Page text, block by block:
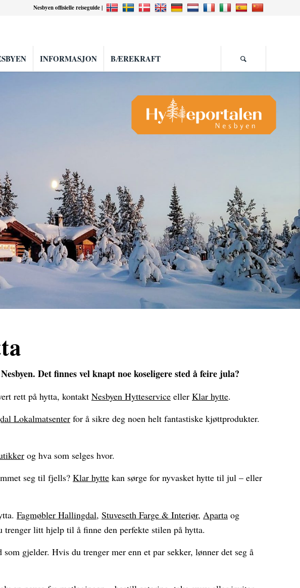
Nesbyen offisielle reiseguide |
INFORMASJON BÆREKRAFT
Det finnes vel knapt noe koseligere sted å feire jula?
rett på hytta, kontakt Nesbyen Hytteservice eller Klar hytte.
Lokalmatsenter for å sikre deg noen helt fantastiske kjøttprodukter.
og hva som selges hvor.
seg til fjells? Klar hytte kan sørge for nyvasket hytte til jul – eller
Fagmøbler Hallingdal, Stuveseth Farge & Interiør, Aparta og
trenger litt hjelp til å finne den perfekte stilen på hytta.
gjelder. Hvis du trenger mer enn et par sekker, lønner det seg å